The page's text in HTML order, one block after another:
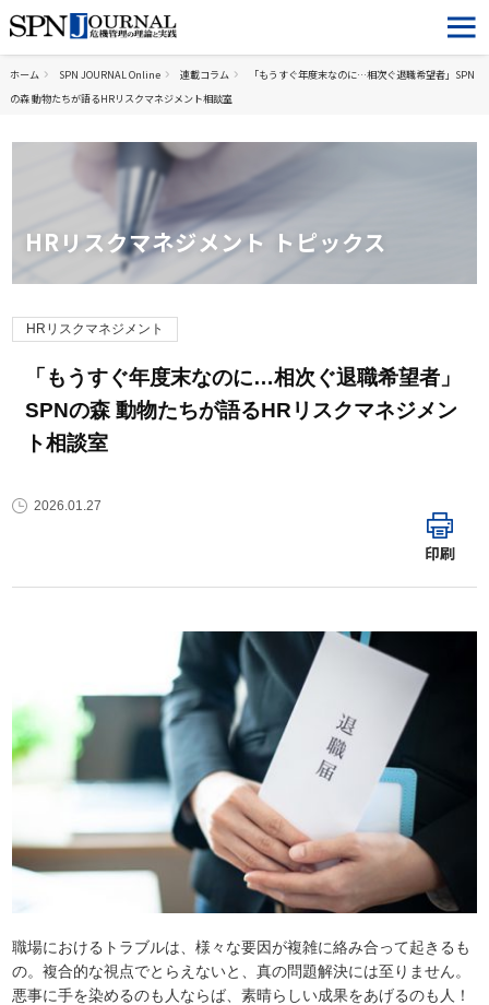
ホーム SPN JOURNAL Online 連載コラム
「もうすぐ年度末なのに…相次ぐ退職希望者」SPN
の森 動物たちが語るHRリスクマネジメント相談室
HRリスクマネジメント トピックス
HRリスクマネジメント
「もうすぐ年度末なのに…相次ぐ退職希望者」
SPNの森 動物たちが語るHRリスクマネジメン
ト相談室
2026.01.27
印刷
職場におけるトラブルは、様々な要因が複雑に絡み合って起きるも
の。複合的な視点でとらえないと、真の問題解決には至りません。
悪事に手を染めるのも人ならば、素晴らしい成果をあげるのも人！